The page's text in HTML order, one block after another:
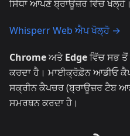
ਸਿੱਧਾ ਆਪਣੇ ਬ੍ਰਾਊਜ਼ਰ ਵਿੱਚ ਖੋਲ੍ਹੋ।
Whisperr Web ਐਪ ਖੋਲ੍ਹੋ →
ChromeਅਤੇEdgeਵਿੱਚ ਸਭ
ਕਰਦਾ ਹੈ। ਮਾਈਕ੍ਰੋਫ਼ੋਨ ਆਡੀਓ
ਸਕ੍ਰੀਨ ਕੈਪਚਰ (ਬ੍ਰਾਊਜ਼ਰ ਟੈਬ
ਸਮਰਥਨ ਕਰਦਾ ਹੈ।